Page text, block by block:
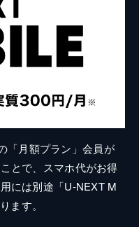
「月額プラン」会員が
とで、スマホ代がお得
には別途「U-NEXT M
ます。